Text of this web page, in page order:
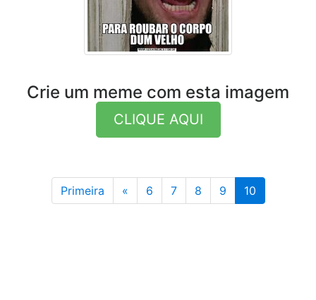
Crie um meme com esta imagem
CLIQUE AQUI
Primeira «Anterior
6 7 8 9 10